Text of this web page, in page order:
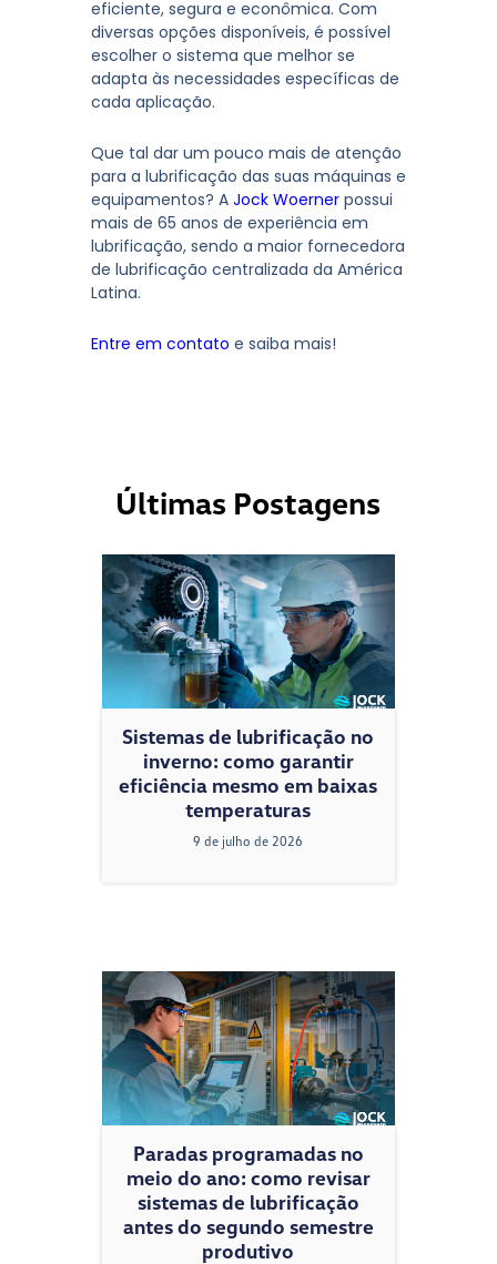
eficiente, segura e econômica. Com
diversas opções disponíveis, é possível
escolher o sistema que melhor se
adapta às necessidades específicas de
cada aplicação.
Que tal dar um pouco mais de atenção
para a lubrificação das suas máquinas e
equipamentos? A Jock Woernerpossui
mais de 65 anos de experiência em
lubrificação, sendo a maior fornecedora
de lubrificação centralizada da América
Latina.
Entre em contato e saiba mais!
Últimas Postagens
Sistemas de lubrificação no
inverno: como garantir
eficiência mesmo em baixas
temperaturas
9 de julho de 2026
Paradas programadas no
meio do ano: como revisar
sistemas de lubrificação
antes do segundo semestre
produtivo